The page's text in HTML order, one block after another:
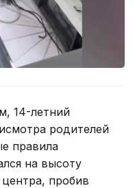
14-летний
родителей
правила
на высоту
пробив